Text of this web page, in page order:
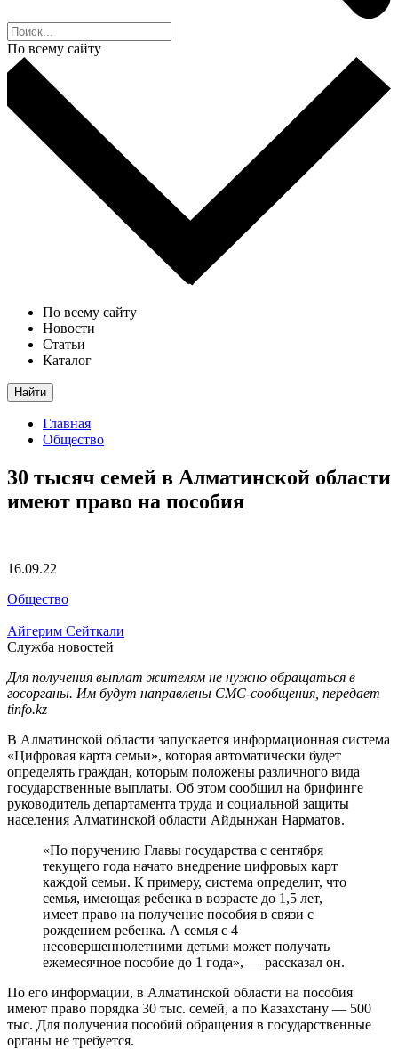
По всему сайту
По всему сайту
Новости
Статьи
Каталог
Найти
Главная
Общество
30 тысяч семей в Алматинской области
имеют право на пособия
16.09.22
Общество
Айгерим Сейткали
Служба новостей
Для получения выплат жителям не нужно обращаться в
госорганы. Им будут направлены СМС-сообщения, передает
tinfo.kz
В Алматинской области запускается информационная система
«Цифровая карта семьи», которая автоматически будет
определять граждан, которым положены различного вида
государственные выплаты. Об этом сообщил на брифинге
руководитель департамента труда и социальной защиты
населения Алматинской области Айдынжан Нарматов.
«По поручению Главы государства с сентября
текущего года начато внедрение цифровых карт
каждой семьи. К примеру, система определит, что
семья, имеющая ребенка в возрасте до 1,5 лет,
имеет право на получение пособия в связи с
рождением ребенка. А семья с 4
несовершеннолетними детьми может получать
ежемесячное пособие до 1 года», — рассказал он.
По его информации, в Алматинской области на пособия
имеют право порядка 30 тыс. семей, а по Казахстану — 500
тыс. Для получения пособий обращения в государственные
органы не требуется.